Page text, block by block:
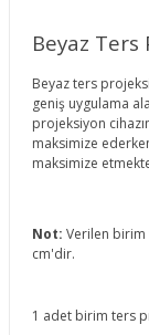
Beyaz
Beyaz ters
geniş uygulama
projeksiyon
maksimize
maksimize
Not: Verilen birim
cm'dir.
1 adet birim ters